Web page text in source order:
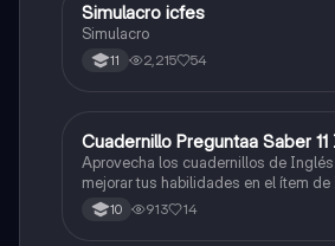
ICFES: Lectura Crítica
Simulacro icfes
Simulacro
11 2,215 54
ICFES: Inglés
Cuadernillo Preguntaa Saber
Aprovecha los cuadernillos de
mejorar tus habilidades en el ítem
Prueba Saber 11. 🫡
10 913 14